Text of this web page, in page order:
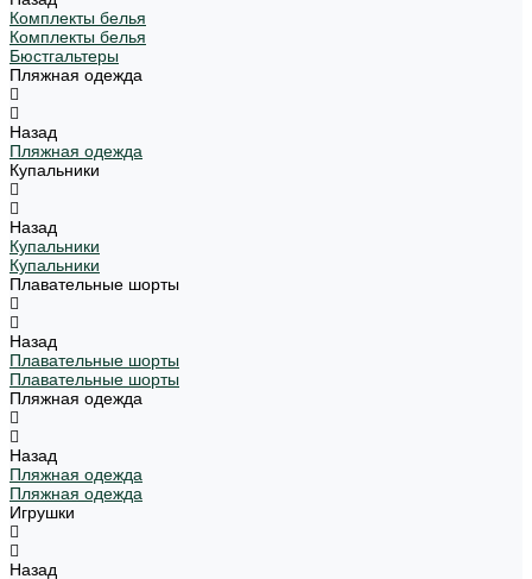
Комплекты белья
Комплекты белья
Бюстгальтеры
Пляжная одежда
Назад
Пляжная одежда
Купальники
Назад
Купальники
Купальники
Плавательные шорты
Назад
Плавательные шорты
Плавательные шорты
Пляжная одежда
Назад
Пляжная одежда
Пляжная одежда
Игрушки
Назад